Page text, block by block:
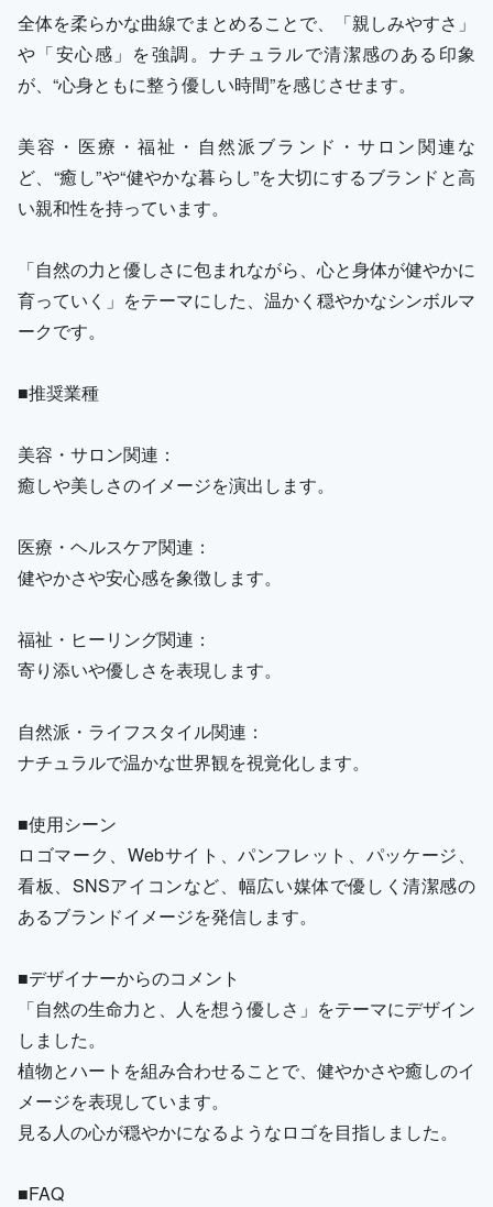
全体を柔らかな曲線でまとめることで、「親しみやすさ」
や「安心感」を強調。ナチュラルで清潔感のある印象
が、“心身ともに整う優しい時間”を感じさせます。
美容・医療・福祉・自然派ブランド・サロン関連な
ど、“癒し”や“健やかな暮らし”を大切にするブランドと高
い親和性を持っています。
「自然の力と優しさに包まれながら、心と身体が健やかに
育っていく」をテーマにした、温かく穏やかなシンボルマ
ークです。
■推奨業種
美容・サロン関連：
癒しや美しさのイメージを演出します。
医療・ヘルスケア関連：
健やかさや安心感を象徴します。
福祉・ヒーリング関連：
寄り添いや優しさを表現します。
自然派・ライフスタイル関連：
ナチュラルで温かな世界観を視覚化します。
■使用シーン
ロゴマーク、Webサイト、パンフレット、パッケージ、
看板、SNSアイコンなど、幅広い媒体で優しく清潔感の
あるブランドイメージを発信します。
■デザイナーからのコメント
「自然の生命力と、人を想う優しさ」をテーマにデザイン
しました。
植物とハートを組み合わせることで、健やかさや癒しのイ
メージを表現しています。
見る人の心が穏やかになるようなロゴを目指しました。
■FAQ